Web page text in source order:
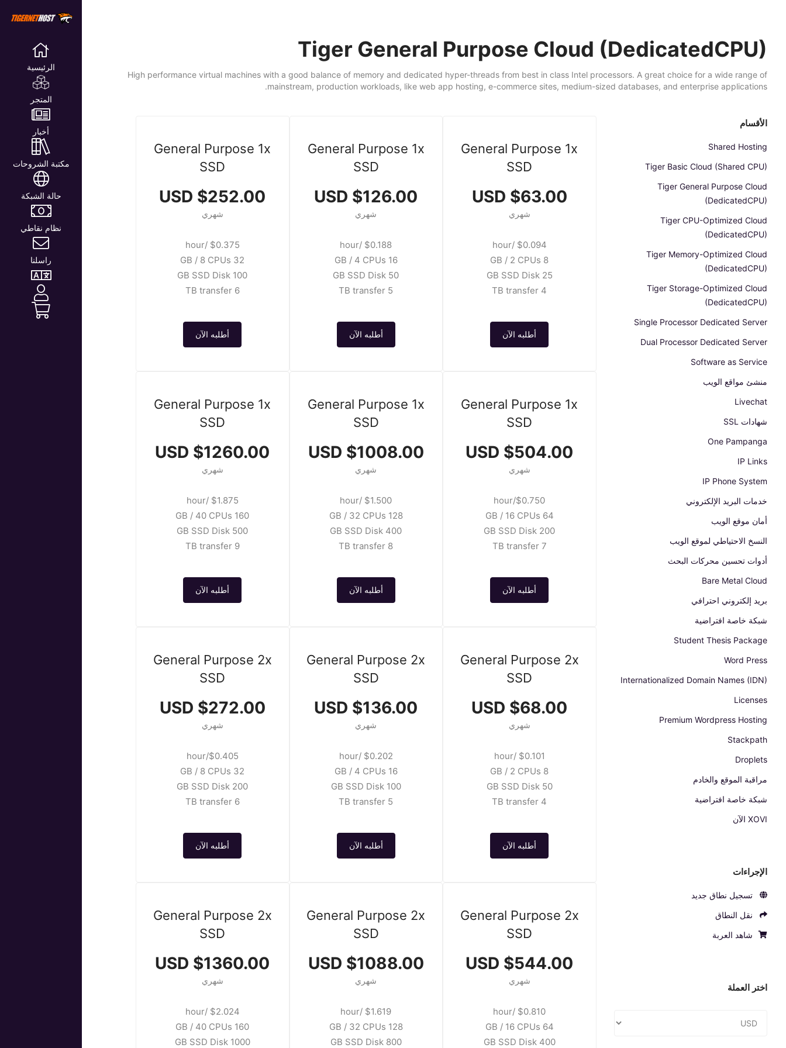
الرئيسية
المتجر
أخبار
مكتبة الشروحات
حالة الشبكة
نظام نقاطي
راسلنا
Tiger General Purpose Cloud (DedicatedCPU)
High performance virtual machines with a good balance of memory and dedicated hyper-threads from best in class Intel processors. A great choice for a wide range of
mainstream, production workloads, like web app hosting, e-commerce sites, medium-sized databases, and enterprise applications.
الأقسام
Shared Hosting
Tiger Basic Cloud (Shared CPU)
Tiger General Purpose Cloud
(DedicatedCPU)
Tiger CPU-Optimized Cloud
(DedicatedCPU)
Tiger Memory-Optimized Cloud
(DedicatedCPU)
Tiger Storage-Optimized Cloud
(DedicatedCPU)
Single Processor Dedicated Server
Dual Processor Dedicated Server
Software as Service
منشئ مواقع الويب
Livechat
شهادات SSL
One Pampanga
IP Links
IP Phone System
خدمات البريد الإلكتروني
أمان موقع الويب
النسخ الاحتياطي لموقع الويب
أدوات تحسين محركات البحث
Bare Metal Cloud
بريد إلكتروني احترافي
شبكة خاصة افتراضية
Student Thesis Package
Word Press
Internationalized Domain Names (IDN)
Licenses
Premium Wordpress Hosting
Stackpath
Droplets
مراقبة الموقع والخادم
شبكة خاصة افتراضية
XOVI الآن
الإجراءات
تسجيل نطاق جديد
نقل النطاق
شاهد العربة
اختر العملة
General Purpose 1x
SSD
$63.00 USD
شهري
$0.094 /hour
8 GB / 2 CPUs
25 GB SSD Disk
4 TB transfer
أطلبه الآن
General Purpose 1x
SSD
$126.00 USD
شهري
$0.188 /hour
16 GB / 4 CPUs
50 GB SSD Disk
5 TB transfer
أطلبه الآن
General Purpose 1x
SSD
$252.00 USD
شهري
$0.375 /hour
32 GB / 8 CPUs
100 GB SSD Disk
6 TB transfer
أطلبه الآن
General Purpose 1x
SSD
$504.00 USD
شهري
$0.750/hour
64 GB / 16 CPUs
200 GB SSD Disk
7 TB transfer
أطلبه الآن
General Purpose 1x
SSD
$1008.00 USD
شهري
$1.500 /hour
128 GB / 32 CPUs
400 GB SSD Disk
8 TB transfer
أطلبه الآن
General Purpose 1x
SSD
$1260.00 USD
شهري
$1.875 /hour
160 GB / 40 CPUs
500 GB SSD Disk
9 TB transfer
أطلبه الآن
General Purpose 2x
SSD
$68.00 USD
شهري
$0.101 /hour
8 GB / 2 CPUs
50 GB SSD Disk
4 TB transfer
أطلبه الآن
General Purpose 2x
SSD
$136.00 USD
شهري
$0.202 /hour
16 GB / 4 CPUs
100 GB SSD Disk
5 TB transfer
أطلبه الآن
General Purpose 2x
SSD
$272.00 USD
شهري
$0.405/hour
32 GB / 8 CPUs
200 GB SSD Disk
6 TB transfer
أطلبه الآن
General Purpose 2x
SSD
$544.00 USD
شهري
$0.810 /hour
64 GB / 16 CPUs
400 GB SSD Disk
General Purpose 2x
SSD
$1088.00 USD
شهري
$1.619 /hour
128 GB / 32 CPUs
800 GB SSD Disk
General Purpose 2x
SSD
$1360.00 USD
شهري
$2.024 /hour
160 GB / 40 CPUs
1000 GB SSD Disk